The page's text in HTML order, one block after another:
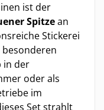
ist der
Spitzean
Stickerei
in der
oder als
im
Set strahlt